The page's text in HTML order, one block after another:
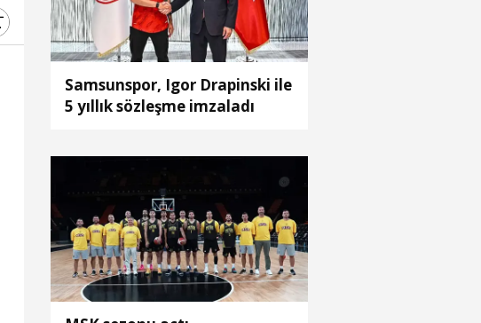
Samsunspor, Igor Drapinski ile
5 yıllık sözleşme imzaladı